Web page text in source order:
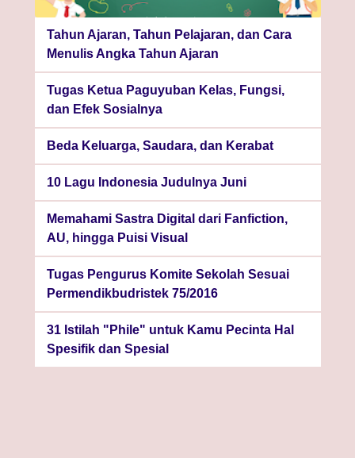
Tahun Ajaran, Tahun Pelajaran, dan Cara
Menulis Angka Tahun Ajaran
Tugas Ketua Paguyuban Kelas, Fungsi,
dan Efek Sosialnya
Beda Keluarga, Saudara, dan Kerabat
10 Lagu Indonesia Judulnya Juni
Memahami Sastra Digital dari Fanfiction,
AU, hingga Puisi Visual
Tugas Pengurus Komite Sekolah Sesuai
Permendikbudristek 75/2016
31 Istilah "Phile" untuk Kamu Pecinta Hal
Spesifik dan Spesial